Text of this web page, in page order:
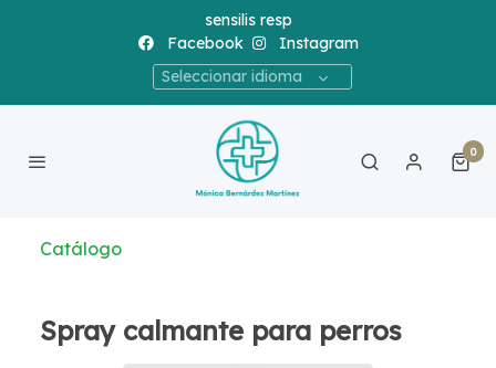
sensilis resp
Facebook
Instagram
Seleccionar idioma
0
Catálogo
Spray calmante para perros